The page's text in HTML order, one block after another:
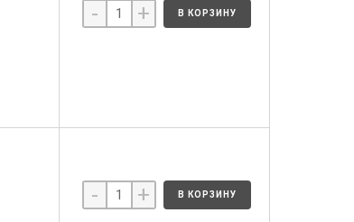
- + В КОРЗИНУ
- + В КОРЗИНУ